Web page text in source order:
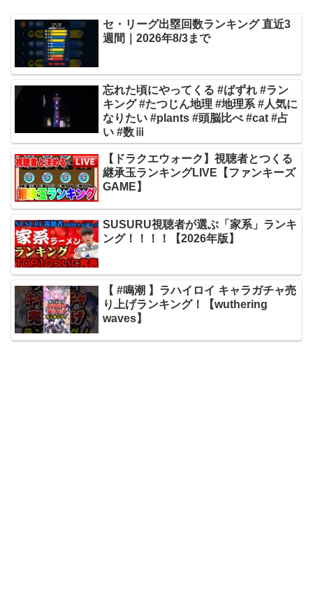
セ・リーグ出塁回数ランキング 直近3
週間｜2026年8/3まで
忘れた頃にやってくる #ばずれ #ラン
キング #たつじん地理 #地理系 #人気に
なりたい #plants #頭脳比べ #cat #占
い #数ⅲ
【ドラクエウォーク】視聴者とつくる
継承玉ランキングLIVE【ファンキーズ
GAME】
SUSURU視聴者が選ぶ「家系」ランキ
ング！！！！【2026年版】
【 #鳴潮 】ラハイロイ キャラガチャ売
り上げランキング！【wuthering
waves】